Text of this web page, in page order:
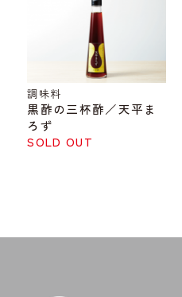
調味料
黒酢の三杯酢／天平ま
ろず
SOLD OUT